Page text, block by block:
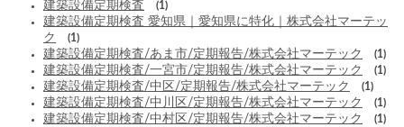
建築設備定期検査 (1)
建築設備定期検査 愛知県｜愛知県に特化｜株式会社マーテッ
ク
(1)
建築設備定期検査/あま市/定期報告/株式会社マーテック (1)
建築設備定期検査/一宮市/定期報告/株式会社マーテック (1)
建築設備定期検査/中区/定期報告/株式会社マーテック (1)
建築設備定期検査/中川区/定期報告/株式会社マーテック (1)
建築設備定期検査/中村区/定期報告/株式会社マーテック (1)